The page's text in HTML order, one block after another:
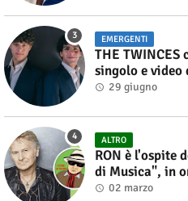
EMERGENTI
THE
singolo e video
29 giugno
ALTRO
RON è l'ospite
di Musica", in
Alberto Salerno
02 marzo